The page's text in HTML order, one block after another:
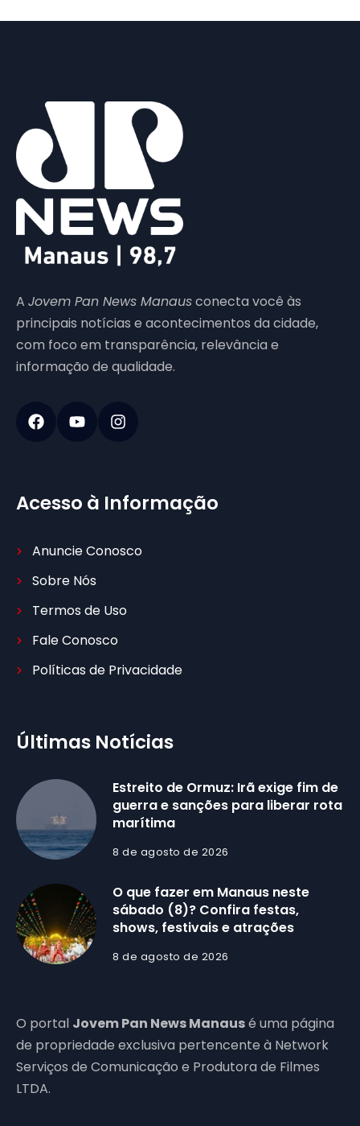
A Jovem Pan News Manausconecta você às
principais notícias e acontecimentos da cidade,
com foco em transparência, relevância e
informação de qualidade.
Acesso à Informação
Anuncie Conosco
Sobre Nós
Termos de Uso
Fale Conosco
Políticas de Privacidade
Últimas Notícias
Estreito de Ormuz: Irã exige fim de
guerra e sanções para liberar rota
marítima
8 de agosto de 2026
O que fazer em Manaus neste
sábado (8)? Confira festas,
shows, festivais e atrações
8 de agosto de 2026
O portal Jovem Pan News Manausé uma página
de propriedade exclusiva pertencente à Network
Serviços de Comunicação e Produtora de Filmes
LTDA.